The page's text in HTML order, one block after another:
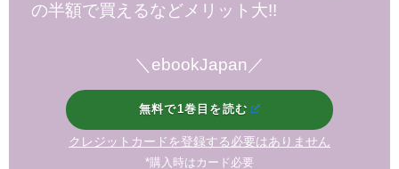
の半額で買えるなどメリット大!!
＼ebookJapan／
無料で1巻目を読む
クレジットカードを登録する必要はありません
*購入時はカード必要